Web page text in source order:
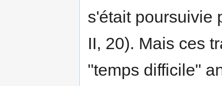
s'était poursuivie
II, 20). Mais ces
"temps difficile"